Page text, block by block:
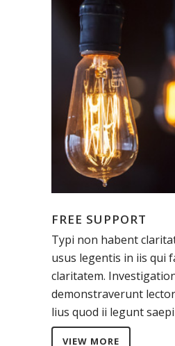
FREE SUPPORT
Typi non habent
usus legentis in iis qui
claritatem.
demonstraverunt
lius quod ii legunt
VIEW MORE